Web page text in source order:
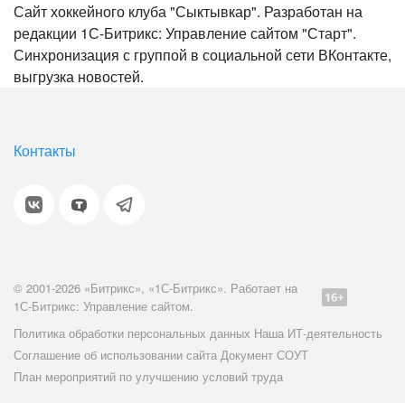
Сайт хоккейного клуба "Сыктывкар". Разработан на
редакции 1С-Битрикс: Управление сайтом "Старт".
Синхронизация с группой в социальной сети ВКонтакте,
выгрузка новостей.
Контакты
© 2001-2026 «Битрикс», «1С-Битрикс». Работает на
1С-Битрикс: Управление сайтом.
Политика обработки персональных данных Наша ИТ-деятельность
Соглашение об использовании сайта Документ СОУТ
План мероприятий по улучшению условий труда